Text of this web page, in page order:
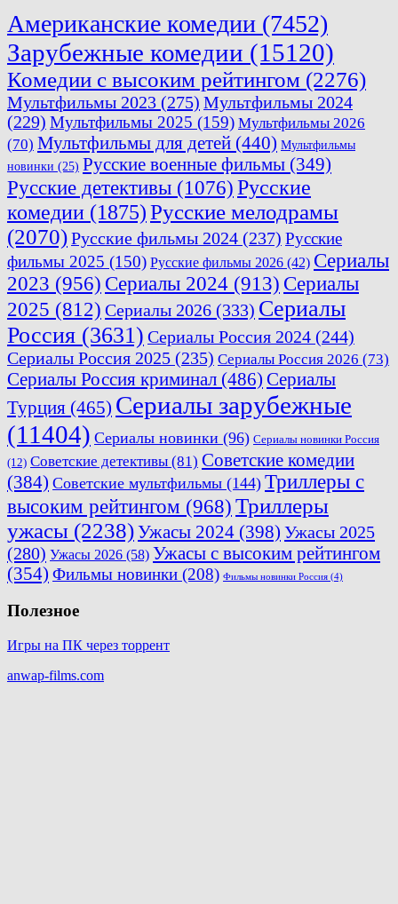
Американские комедии (7452)
Зарубежные комедии (15120)
Комедии с высоким рейтингом (2276)
Мультфильмы 2023 (275) Мультфильмы 2024
(229) Мультфильмы 2025 (159) Мультфильмы 2026
(70) Мультфильмы для детей (440) Мультфильмы
новинки (25) Русские военные фильмы (349)
Русские детективы (1076)Русские
комедии (1875)Русские мелодрамы
(2070)Русские фильмы 2024 (237) Русские
фильмы 2025 (150) Русские фильмы 2026 (42) Сериалы
2023 (956) Сериалы 2024 (913) Сериалы
2025 (812) Сериалы 2026 (333) Сериалы
Россия (3631) Сериалы Россия 2024 (244)
Сериалы Россия 2025 (235) Сериалы Россия 2026 (73)
Сериалы Россия криминал (486) Сериалы
Турция (465) Сериалы зарубежные
(11404) Сериалы новинки (96) Сериалы новинки Россия
(12) Советские детективы (81) Советские комедии
(384) Советские мультфильмы (144) Триллеры с
высоким рейтингом (968) Триллеры
ужасы (2238)Ужасы 2024 (398) Ужасы 2025
(280) Ужасы 2026 (58) Ужасы с высоким рейтингом
(354) Фильмы новинки (208) Фильмы новинки Россия (4)
Полезное
Игры на ПК через торрент
anwap-films.com